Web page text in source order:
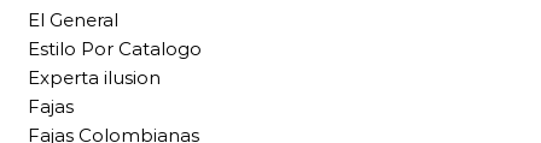
El General
Estilo Por Catalogo
Experta ilusion
Fajas
Fajas Colombianas